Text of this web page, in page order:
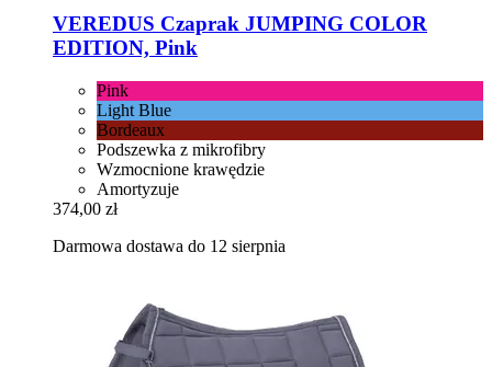
VEREDUS Czaprak JUMPING COLOR
EDITION, Pink
Pink
Light Blue
Bordeaux
Podszewka z mikrofibry
Wzmocnione krawędzie
Amortyzuje
374,00 zł
Darmowa dostawa do 12 sierpnia